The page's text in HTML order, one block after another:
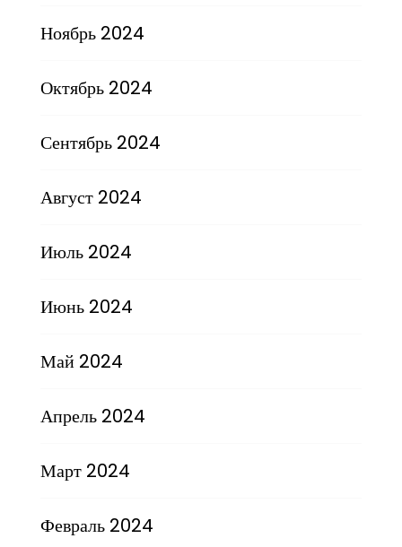
Ноябрь 2024
Октябрь 2024
Сентябрь 2024
Август 2024
Июль 2024
Июнь 2024
Май 2024
Апрель 2024
Март 2024
Февраль 2024